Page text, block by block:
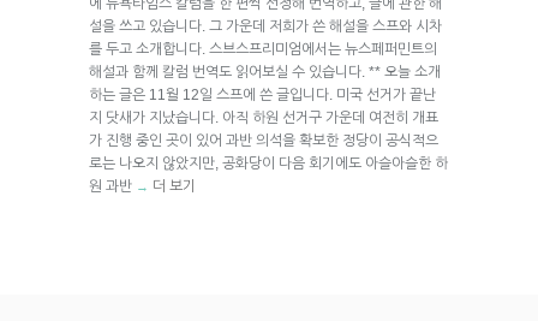
설을 쓰고 있습니다. 그 가운데 저희가 쓴 해설을 스프와 시차
를 두고 소개합니다. 스브스프리미엄에서는 뉴스페퍼민트의
해설과 함께 칼럼 번역도 읽어보실 수 있습니다. ** 오늘 소개
하는 글은 11월 12일 스프에 쓴 글입니다. 미국 선거가 끝난
지 닷새가 지났습니다. 아직 하원 선거구 가운데 여전히 개표
가 진행 중인 곳이 있어 과반 의석을 확보한 정당이 공식적으
로는 나오지 않았지만, 공화당이 다음 회기에도 아슬아슬한 하
원 과반 → 더 보기